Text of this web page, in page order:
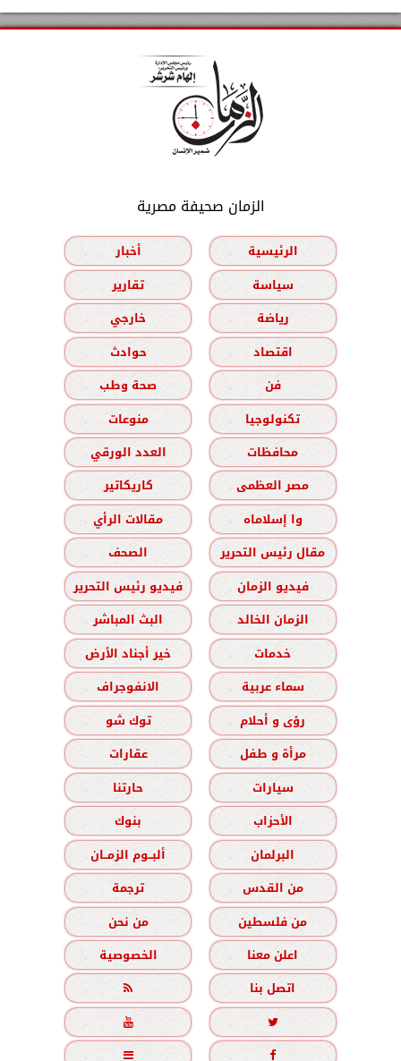
الزمان صحيفة مصرية
الرئيسية
أخبار
سياسة
تقارير
رياضة
خارجي
اقتصاد
حوادث
فن
صحة وطب
تكنولوجيا
منوعات
محافظات
العدد الورقي
مصر العظمى
كاريكاتير
وا إسلاماه
مقالات الرأي
مقال رئيس التحرير
الصحف
فيديو الزمان
فيديو رئيس التحرير
الزمان الخالد
البث المباشر
خدمات
خير أجناد الأرض
سماء عربية
الانفوجراف
رؤى و أحلام
توك شو
مرأة و طفل
عقارات
سيارات
حارتنا
الأحزاب
بنوك
البرلمان
ألبــوم الزمــان
من القدس
ترجمة
من فلسطين
من نحن
اعلن معنا
الخصوصية
اتصل بنا




